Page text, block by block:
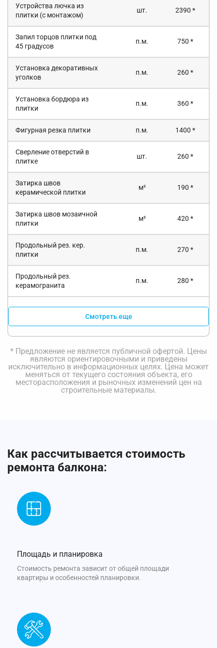
Устройства лючка из
плитки (с монтажом)
шт. 2390 *
Запил торцов плитки под
45 градусов
п.м. 750 *
Установка декоративных
уголков
п.м. 260 *
Установка бордюра из
плитки
п.м. 360 *
Фигурная резка плитки п.м. 1400 *
Сверление отверстий в
плитке
шт. 260 *
Затирка швов
керамической плитки
м² 190 *
Затирка швов мозаичной
плитки
м² 420 *
Продольный рез. кер.
плитки
п.м. 270 *
Продольный рез.
керамогранита
п.м. 280 *
Смотреть еще
* Предложение не является публичной офертой. Цены
являются ориентировочными и приведены
исключительно в информационных целях. Цена может
меняться от текущего состояния объекта, его
месторасположения и рыночных изменений цен на
строительные материалы.
Как рассчитывается стоимость
ремонта балкона:
Площадь и планировка
Стоимость ремонта зависит от общей площади
квартиры и особенностей планировки.